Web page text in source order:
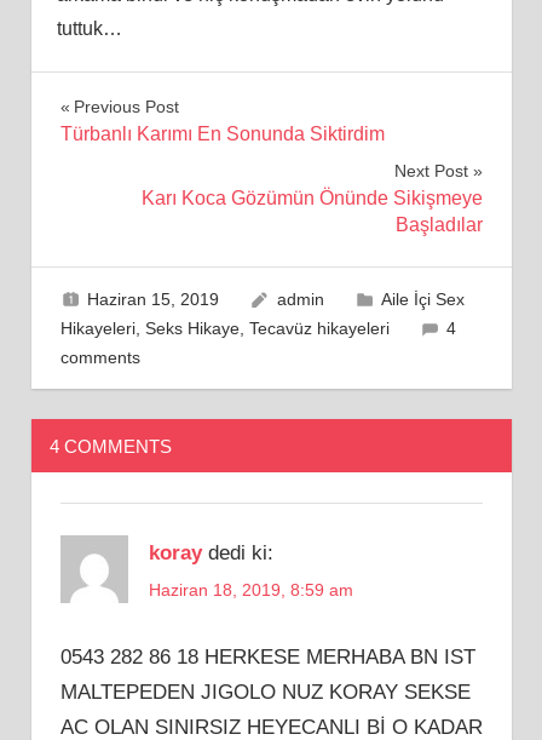
tuttuk…
Yazı
Previous Post
Türbanlı Karımı En Sonunda Siktirdim
Next Post
Karı Koca Gözümün Önünde Sikişmeye
Başladılar
Haziran 15, 2019 admin
Aile İçi Sex
Hikayeleri, Seks Hikaye, Tecavüz hikayeleri
4
comments
4 COMMENTS
koray dedi ki:
Haziran 18, 2019, 8:59 am
0543 282 86 18 HERKESE MERHABA BN IST
MALTEPEDEN JIGOLO NUZ KORAY SEKSE
AC OLAN SINIRSIZ HEYECANLI Bİ O KADAR